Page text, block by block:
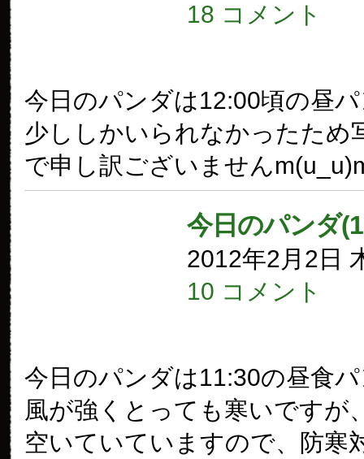
18 コメント
今日のパンダは12:00頃の昼
少ししかいられなかったため
で申し訳ございません
今日のパンダ
2012年2月2日
10 コメント
今日のパンダは11:30の昼食
風が強くとっても寒いですが
空いていていますので、防寒